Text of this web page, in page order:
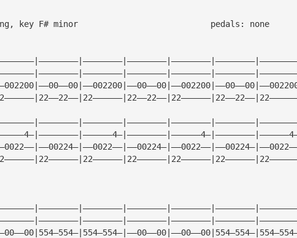
standard tuning, key F# minor				pedals: none